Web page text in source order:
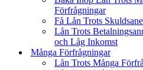
Förfrågningar
Få Lån Trots
Lån Trots
och Låg Inkomst
Många Förfrågningar
Lån Trots Många